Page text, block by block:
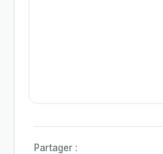
Partager :